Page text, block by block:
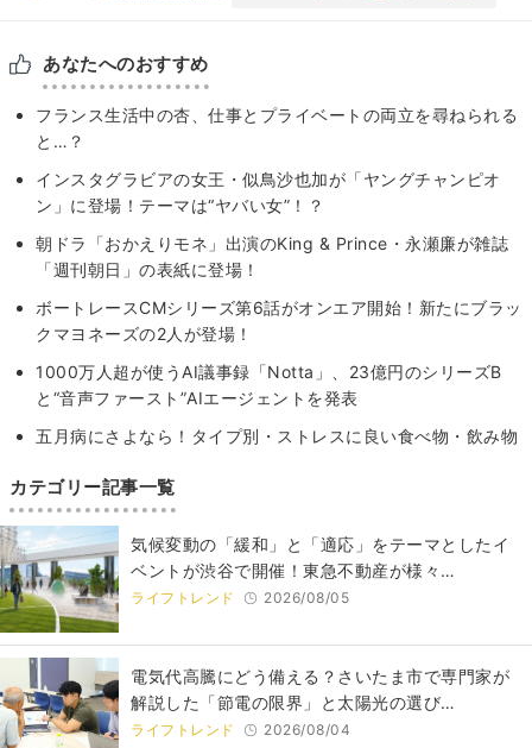
あなたへのおすすめ
フランス生活中の杏、仕事とプライベートの両立を尋ねられる
と…？
インスタグラビアの女王・似鳥沙也加が「ヤングチャンピオ
ン」に登場！テーマは“ヤバい女”！？
朝ドラ「おかえりモネ」出演のKing & Prince・永瀬廉が雑誌
「週刊朝日」の表紙に登場！
ボートレースCMシリーズ第6話がオンエア開始！新たにブラッ
クマヨネーズの2人が登場！
1000万人超が使うAI議事録「Notta」、23億円のシリーズB
と“音声ファースト”AIエージェントを発表
五月病にさよなら！タイプ別・ストレスに良い食べ物・飲み物
カテゴリー記事一覧
気候変動の「緩和」と「適応」をテーマとしたイ
ベントが渋谷で開催！東急不動産が様々…
ライフトレンド 2026/08/05
電気代高騰にどう備える？さいたま市で専門家が
解説した「節電の限界」と太陽光の選び…
ライフトレンド 2026/08/04